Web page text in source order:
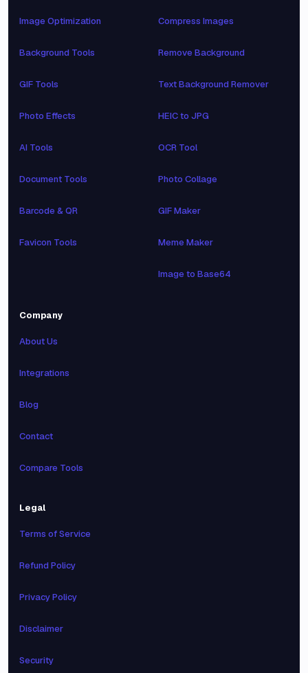
Image Optimization
Background Tools
GIF Tools
Photo Effects
AI Tools
Document Tools
Barcode & QR
Favicon Tools
Compress Images
Remove Background
Text Background Remover
HEIC to JPG
OCR Tool
Photo Collage
GIF Maker
Meme Maker
Image to Base64
Company
About Us
Integrations
Blog
Contact
Compare Tools
Legal
Terms of Service
Refund Policy
Privacy Policy
Disclaimer
Security